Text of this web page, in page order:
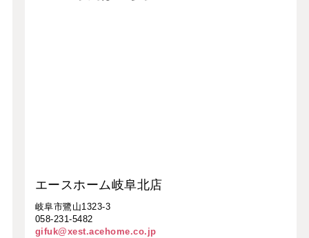
エースホーム岐阜北店
岐阜市鷺山1323-3
058-231-5482
gifuk@xest.acehome.co.jp